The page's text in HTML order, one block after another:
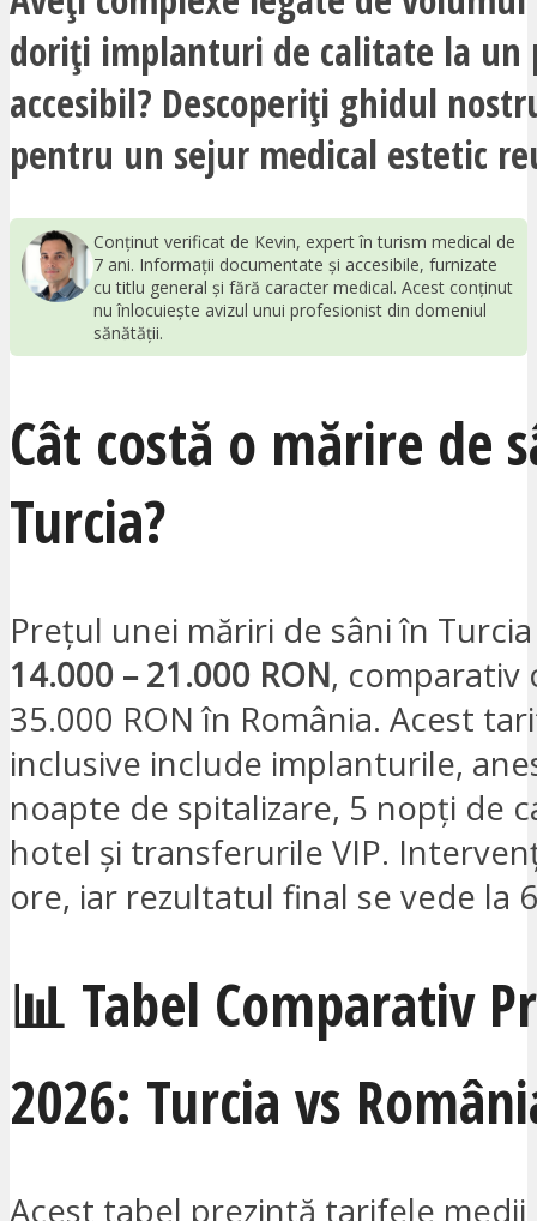
doriți implanturi de calitate la un
accesibil? Descoperiți ghidul
pentru un sejur medical estetic
Conținut verificat de Kevin, expert în turism medical de
7 ani. Informații documentate și accesibile, furnizate
cu titlu general și fără caracter medical. Acest conținut
nu înlocuiește avizul unui profesionist din domeniul
sănătății.
Cât costă o mărire de
Turcia?
Prețul unei măriri de sâni în
14.000 – 21.000 RON, comparativ
35.000 RON în România. Acest
inclusive include implanturile,
noapte de spitalizare, 5 nopți de
hotel și transferurile VIP.
ore, iar rezultatul final se vede la
📊 Tabel Comparativ
2026: Turcia vs
Acest tabel prezintă tarifele